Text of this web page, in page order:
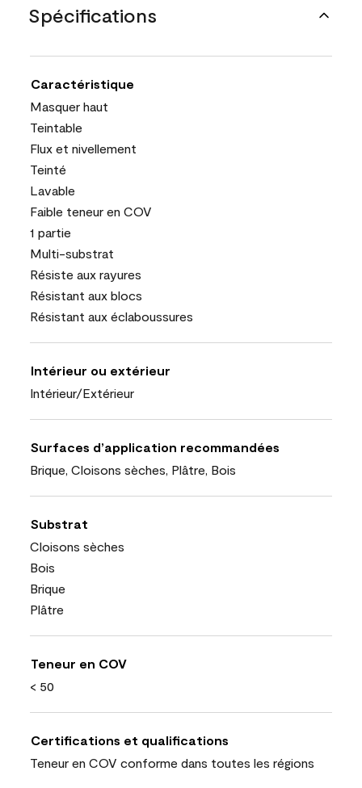
Spécifications
Caractéristique
Masquer haut
Teintable
Flux et nivellement
Teinté
Lavable
Faible teneur en COV
1 partie
Multi-substrat
Résiste aux rayures
Résistant aux blocs
Résistant aux éclaboussures
Intérieur ou extérieur
Intérieur/Extérieur
Surfaces d’application recommandées
Brique, Cloisons sèches, Plâtre, Bois
Substrat
Cloisons sèches
Bois
Brique
Plâtre
Teneur en COV
< 50
Certifications et qualifications
Teneur en COV conforme dans toutes les régions